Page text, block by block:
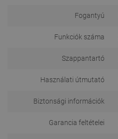
Fogantyú
Funkciók száma
Szappantartó
Használati útmutató
Biztonsági információk
Garancia feltételei